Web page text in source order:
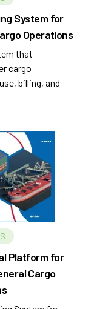
System for
Operations
that
cargo
billing, and
Platform for
Cargo